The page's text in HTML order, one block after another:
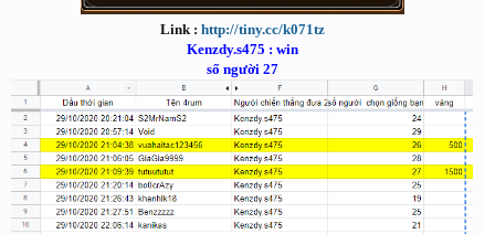
Link : http://tiny.cc/k071tz
Kenzdy.s475 : win
số người 27